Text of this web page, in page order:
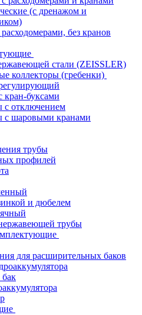
(с дренажом и
без кранов
стали (ZEISSLER)
коллекторы (гребенки)
кран-буксами
с отключением
с шаровыми кранами
трубы
профилей
и дюбелем
трубы
для расширительных баков